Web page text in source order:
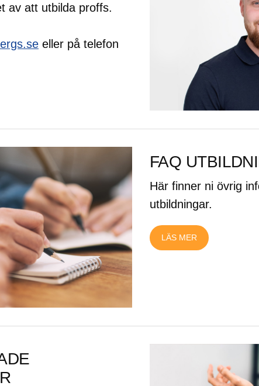
av att utbilda proffs.
eller på telefon
FAQ
Här finner ni övrig
utbildningar.
LÄS MER